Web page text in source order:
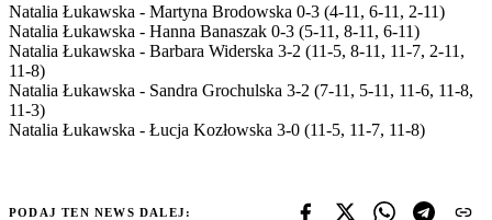
Natalia Łukawska - Martyna Brodowska 0-3 (4-11, 6-11, 2-11)
Natalia Łukawska - Hanna Banaszak 0-3 (5-11, 8-11, 6-11)
Natalia Łukawska - Barbara Widerska 3-2 (11-5, 8-11, 11-7, 2-11,
11-8)
Natalia Łukawska - Sandra Grochulska 3-2 (7-11, 5-11, 11-6, 11-8,
11-3)
Natalia Łukawska - Łucja Kozłowska 3-0 (11-5, 11-7, 11-8)
PODAJ TEN NEWS DALEJ: